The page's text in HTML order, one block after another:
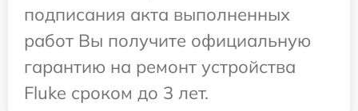
подписания акта выполненных
работ Вы получите официальную
гарантию на ремонт устройства
Fluke сроком до 3 лет.